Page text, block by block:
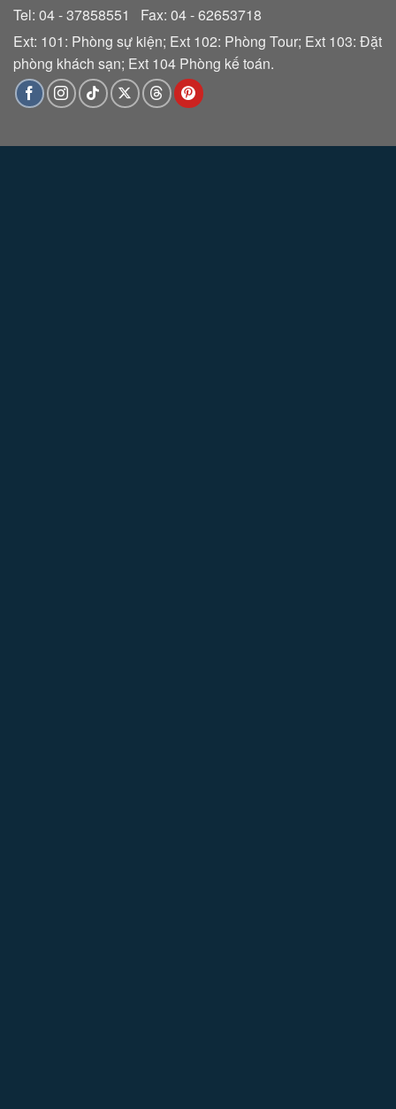
Tel: 04 - 37858551 Fax: 04 - 62653718
Ext: 101: Phòng sự kiện; Ext 102: Phòng Tour; Ext 103: Đặt
phòng khách sạn; Ext 104 Phòng kế toán.